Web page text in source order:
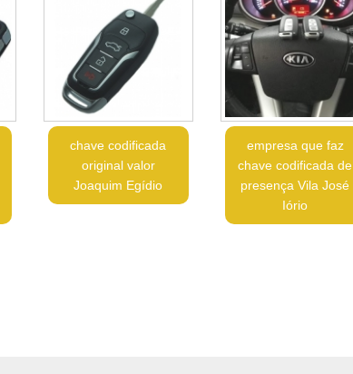
chave codificada
original valor
Joaquim Egídio
empresa que faz
chave codificada de
presença Vila José
Iório